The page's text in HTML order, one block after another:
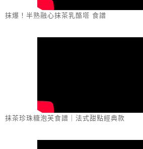
抹爆！半熟融心抹茶乳酪塔 食譜
抹茶珍珠糖泡芙食譜｜法式甜點經典款